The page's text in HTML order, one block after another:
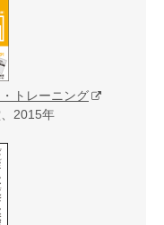
トレーニング
2015年